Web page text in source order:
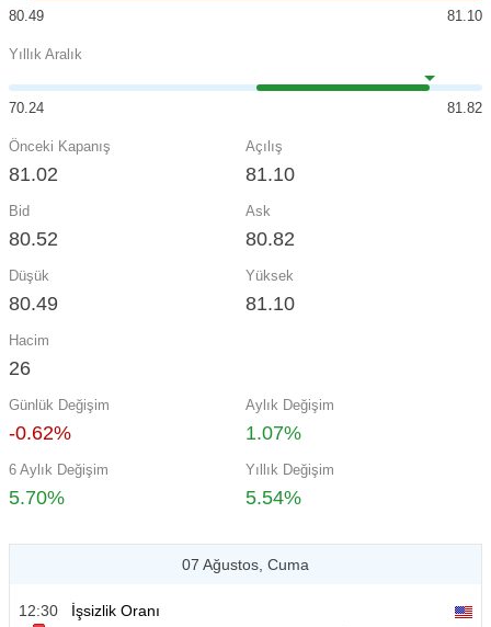
80.49 81.10
Yıllık Aralık
70.24 81.82
Önceki Kapanış
81.02
Açılış
81.10
Bid
80.52
Ask
80.82
Düşük
80.49
Yüksek
81.10
Hacim
26
Günlük Değişim
-0.62%
Aylık Değişim
1.07%
6 Aylık Değişim
5.70%
Yıllık Değişim
5.54%
07 Ağustos, Cuma
12:30
İşsizlik Oranı